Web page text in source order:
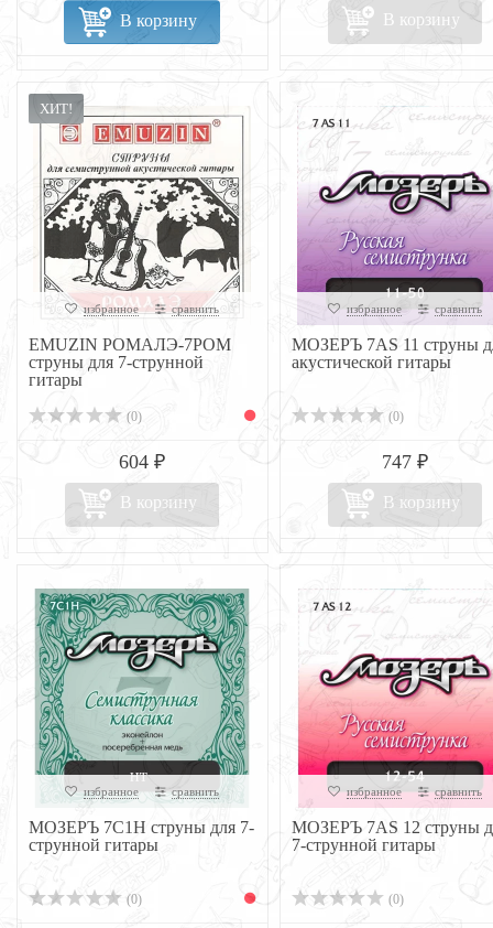
В корзину В корзину
ХИТ!
избранное сравнить
EMUZIN РОМАЛЭ-7РОМ
струны для 7-струнной
гитары
(0)
604 ₽
В корзину
избранное сравнить
МОЗЕРЪ 7AS 11 струны
акустической гитары
(0)
747 ₽
В корзину
избранное сравнить
МОЗЕРЪ 7C1H струны для 7-
струнной гитары
(0)
избранное сравнить
МОЗЕРЪ 7AS 12 струны
7-струнной гитары
(0)